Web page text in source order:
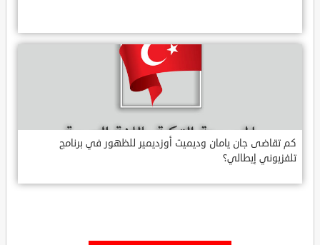
كم تقاضى جان يامان وديميت أوزديمير للظهور في برنامج
تلفزيوني إيطالي؟